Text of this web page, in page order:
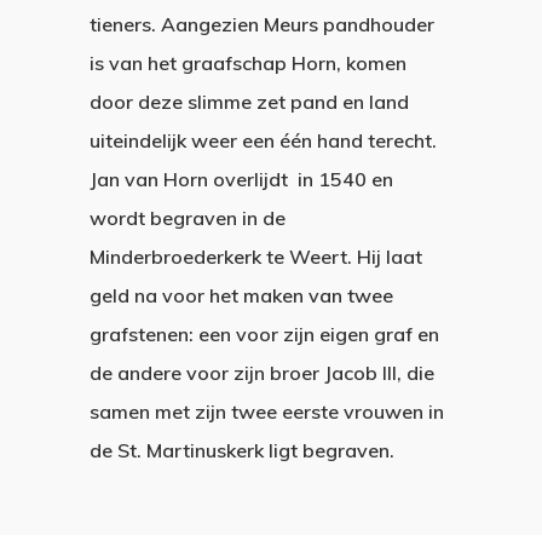
tieners. Aangezien Meurs pandhouder
is van het graafschap Horn, komen
door deze slimme zet pand en land
uiteindelijk weer een één hand terecht.
Jan van Horn overlijdt in 1540 en
wordt begraven in de
Minderbroederkerk te Weert. Hij laat
geld na voor het maken van twee
grafstenen: een voor zijn eigen graf en
de andere voor zijn broer Jacob III, die
samen met zijn twee eerste vrouwen in
de St. Martinuskerk ligt begraven.